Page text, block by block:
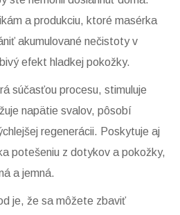
a produkciu, ktoré masérka
akumulované nečistoty v
efekt hladkej pokožky.
súčasťou procesu, stimuluje
napätie svalov, pôsobí
regenerácii. Poskytuje aj
potešeniu z dotykov a pokožky,
a jemná.
je, že sa môžete zbaviť